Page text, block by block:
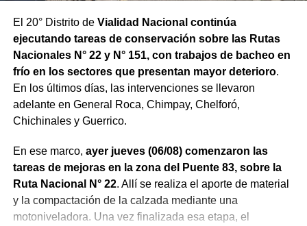
El 20° Distrito de Vialidad Nacional continúa
ejecutando tareas de conservación sobre las Rutas
Nacionales N° 22 y N° 151, con trabajos de bacheo en
frío en los sectores que presentan mayor deterioro.
En los últimos días, las intervenciones se llevaron
adelante en General Roca, Chimpay, Chelforó,
Chichinales y Guerrico.
En ese marco, ayer jueves (06/08) comenzaron las
tareas de mejoras en la zona del Puente 83, sobre la
Ruta Nacional N° 22. Allí se realiza el aporte de material
y la compactación de la calzada mediante una
motoniveladora. Una vez finalizada esa etapa, el